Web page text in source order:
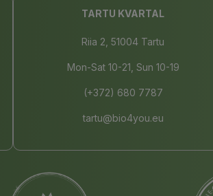
TARTU KVARTAL
Riia 2, 51004 Tartu
Mon-Sat 10-21, Sun 10-19
(+372) 680 7787
tartu@bio4you.eu